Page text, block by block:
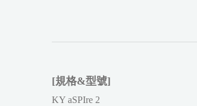
[規格&型號]
KY aSPIre 2